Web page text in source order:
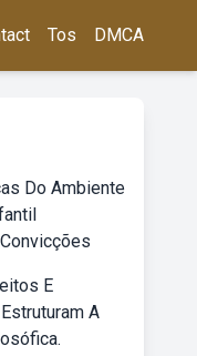
Tos DMCA
Do Ambiente
E
A